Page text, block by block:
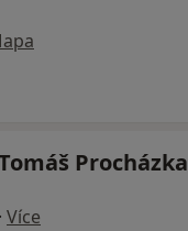
Procházka
· Více